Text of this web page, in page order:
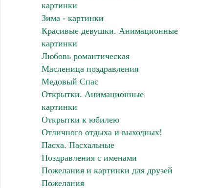
картинки
Зима - картинки
Красивые девушки. Анимационные
картинки
Любовь романтическая
Масленица поздравления
Медовый Спас
Открытки. Анимационные
картинки
Открытки к юбилею
Отличного отдыха и выходных!
Пасха. Пасхальные
Поздравления с именами
Пожелания и картинки для друзей
Пожелания